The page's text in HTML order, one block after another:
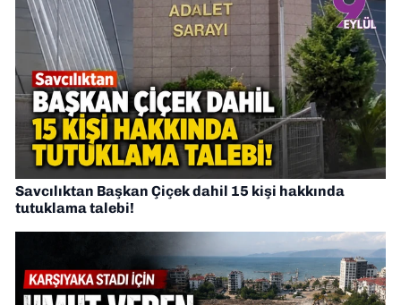
Savcılıktan Başkan Çiçek dahil 15 kişi hakkında
tutuklama talebi!